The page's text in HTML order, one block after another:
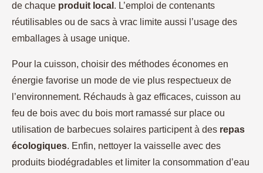
de chaque produit local . L’emploi de contenants
réutilisables ou de sacs à vrac limite aussi l’usage des
emballages à usage unique.
Pour la cuisson, choisir des méthodes économes en
énergie favorise un mode de vie plus respectueux de
l’environnement. Réchauds à gaz efficaces, cuisson au
feu de bois avec du bois mort ramassé sur place ou
utilisation de barbecues solaires participent à des repas
écologiques. Enfin, nettoyer la vaisselle avec des
produits biodégradables et limiter la consommation d’eau